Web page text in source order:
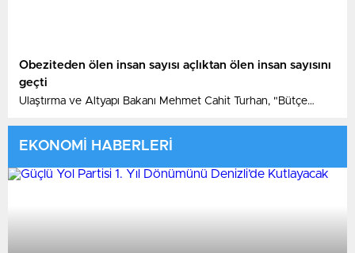
Obeziteden ölen insan sayısı açlıktan ölen insan sayısını
geçti
Ulaştırma ve Altyapı Bakanı Mehmet Cahit Turhan, "Bütçe
Bulgaristan sınırından İstanbul'a kadar ugüzergahıyla Halkalı-
Kapıkule Demiryolu Hattı Projesi coğrafi olarak Türkiye’nin AB’ye
bağlanmasını da simgelemektedir" dedi.
EKONOMİ HABERLERİ